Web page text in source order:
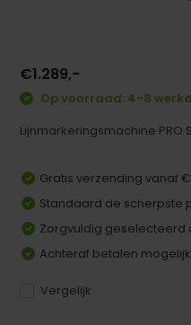
€1.289,-
Op voorraad: 4-8
Lijnmarkeringsmachine
Gratis verzending vanaf
Standaard de scherpste
Zorgvuldig geselecteerd
Achteraf betalen mogelijk
Vergelijk